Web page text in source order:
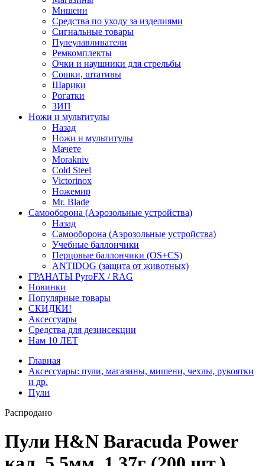
Мишени
Средства по уходу за изделиями
Сигнальные товары
Пулеулавливатели
Ремкомплекты
Очки и наушники для стрельбы
Сошки, штативы
Шарики
Рогатки
ЗИП
Ножи и мультитулы
Назад
Ножи и мультитулы
Мачете
Morakniv
Cold Steel
Victorinox
Ножемир
Mr. Blade
Самооборона (Аэрозольные устройства)
Назад
Самооборона (Аэрозольные устройства)
Учебные баллончики
Перцовые баллончики (OS+CS)
ANTIDOG (защита от животных)
ГРАНАТЫ PyroFX / RAG
Новинки
Популярные товары
СКИДКИ!
Аксессуары
Средства для дезинсекции
Нам 10 ЛЕТ
Главная
Аксессуары: пули, магазины, мишени, чехлы, рукоятки
и др.
Пули
Распродано
Пули H&N Baracuda Power